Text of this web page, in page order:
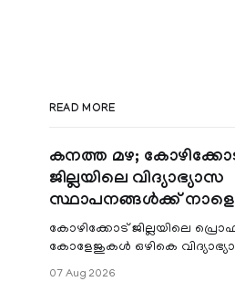
READ MORE
കനത്ത മഴ;
ജില്ലയിലെ വിദ്യാഭ്യാസ
സ്ഥാപനങ്ങൾക്ക്
കോഴിക്കോട് ജില്ലയിലെ
കോളേജുകൾ ഒഴികെ
ജില്ലയിലെ മലയോര- തീരദേശ
07 Aug 2026